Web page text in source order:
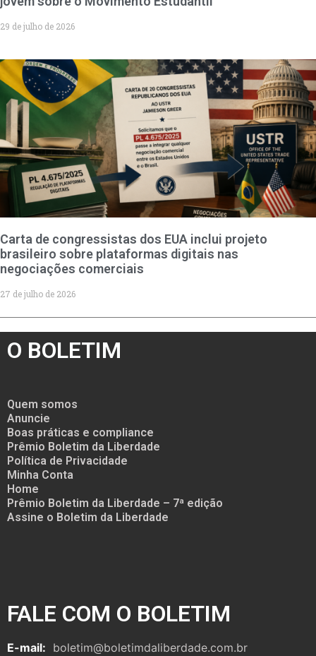
29 de julho de 2026
Carta de congressistas dos EUA inclui projeto
brasileiro sobre plataformas digitais nas
negociações comerciais
27 de julho de 2026
O BOLETIM
Quem somos
Anuncie
Boas práticas e compliance
Prêmio Boletim da Liberdade
Política de Privacidade
Minha Conta
Home
Prêmio Boletim da Liberdade – 7ª edição
Assine o Boletim da Liberdade
FALE COM O BOLETIM
E-mail: boletim@boletimdaliberdade.com.br